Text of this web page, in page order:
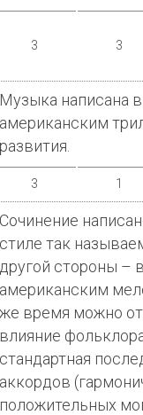
3 3
Музыка написана
американским
развития.
3 1
Сочинение
стиле так
другой стороны –
американским
же время можно
влияние
стандартная
аккордов
положительных